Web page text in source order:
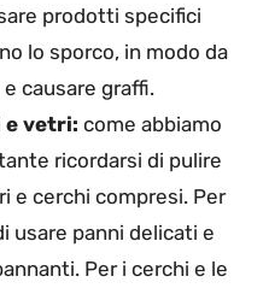
prodotti specifici
lo sporco, in modo da
causare graffi.
e vetri: come abbiamo
ricordarsi di pulire
e cerchi compresi. Per
usare panni delicati e
Per i cerchi e le